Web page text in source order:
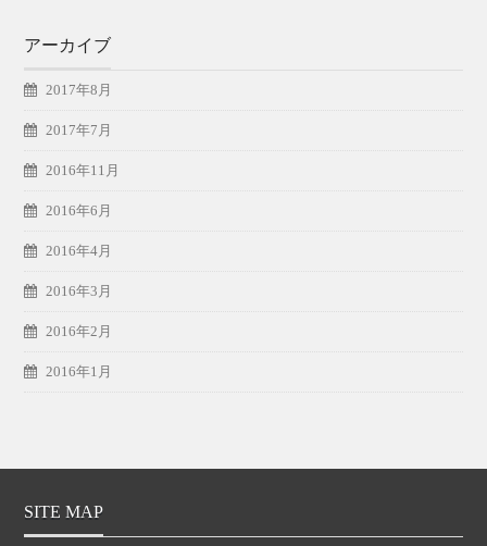
アーカイブ
2017年8月
2017年7月
2016年11月
2016年6月
2016年4月
2016年3月
2016年2月
2016年1月
SITE MAP